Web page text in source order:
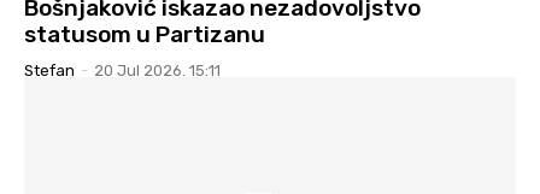
Bošnjaković iskazao nezadovoljstvo
statusom u Partizanu
Stefan - 20 Jul 2026. 15:11